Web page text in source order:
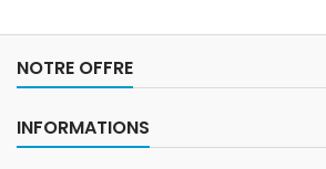
NOTRE OFFRE
INFORMATIONS